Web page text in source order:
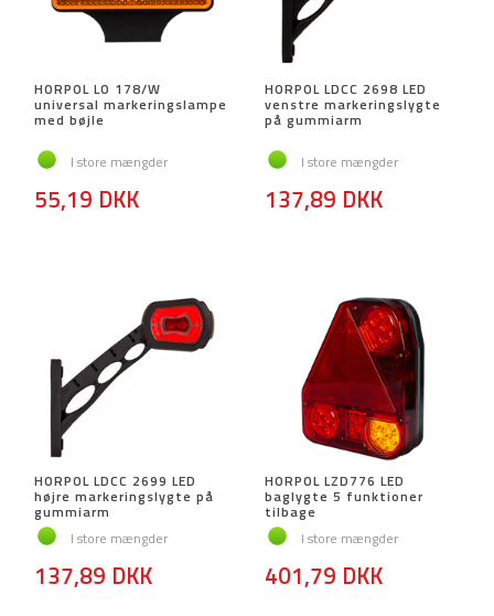
HORPOL LO 178/W
universal markeringslampe
med bøjle
I store mængder
55,19 DKK
HORPOL LDCC 2698 LED
venstre markeringslygte
på gummiarm
I store mængder
137,89 DKK
HORPOL LDCC 2699 LED
højre markeringslygte på
gummiarm
I store mængder
137,89 DKK
HORPOL LZD776 LED
baglygte 5 funktioner
tilbage
I store mængder
401,79 DKK